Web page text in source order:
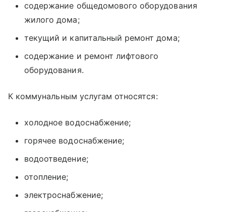
содержание общедомового оборудования
жилого дома;
текущий и капитальный ремонт дома;
содержание и ремонт лифтового
оборудования.
К коммунальным услугам относятся:
холодное водоснабжение;
горячее водоснабжение;
водоотведение;
отопление;
электроснабжение;